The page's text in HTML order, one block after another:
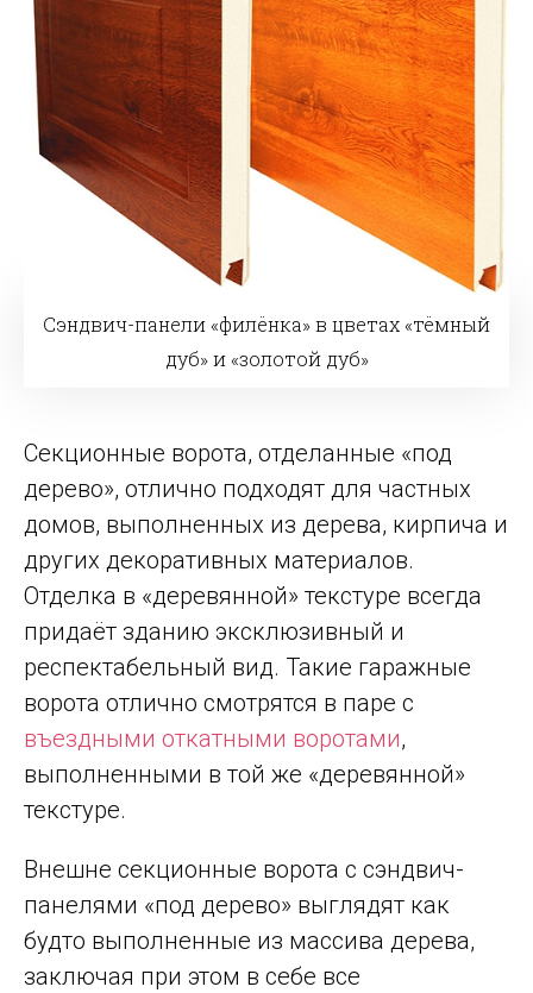
Сэндвич-панели «филёнка» в цветах «тёмный
дуб» и «золотой дуб»
Секционные ворота, отделанные «под
дерево», отлично подходят для частных
домов, выполненных из дерева, кирпича и
других декоративных материалов.
Отделка в «деревянной» текстуре всегда
придаёт зданию эксклюзивный и
респектабельный вид. Такие гаражные
ворота отлично смотрятся в паре с
въездными откатными воротами,
выполненными в той же «деревянной»
текстуре.
Внешне секционные ворота с сэндвич-
панелями «под дерево» выглядят как
будто выполненные из массива дерева,
заключая при этом в себе все